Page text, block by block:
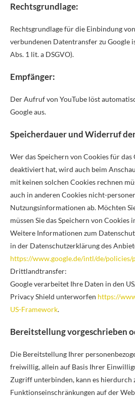
Rechtsgrundlage:
Rechtsgrundlage für die Einbindung
verbundenen Datentransfer zu Google
Abs. 1 lit. a DSGVO).
Empfänger:
Der Aufruf von YouTube löst
Google aus.
Speicherdauer und Widerruf
Wer das Speichern von Cookies für
deaktiviert hat, wird auch beim
mit keinen solchen Cookies rechnen
auch in anderen Cookies nicht-
Nutzungsinformationen ab. Möchten
müssen Sie das Speichern von
Weitere Informationen zum
in der Datenschutzerklärung des
https://www.google.de/intl/de/policies/
Drittlandtransfer:
Google verarbeitet Ihre Daten in den
Privacy Shield unterworfen https://
US-Framework.
Bereitstellung vorgeschrieben
Die Bereitstellung Ihrer
freiwillig, allein auf Basis Ihrer
Zugriff unterbinden, kann es hierdurch
Funktionseinschränkungen auf der